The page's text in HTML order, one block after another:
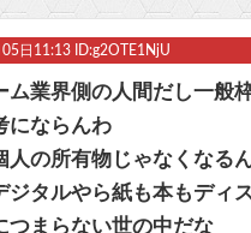
1600万円へ。ドル円は147円
Powered by
日11:13 ID:g2OTE1NjU
ム業界側の人間だし一般
にならんわ
人の所有物じゃなくなる
ジタルやら紙も本もディ
つまらない世の中だな